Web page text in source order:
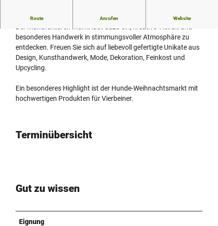
Route Anrufen Website
mit Special "Hunde-Weihnachtsmarkt"
besonderes Handwerk in stimmungsvoller Atmosphäre zu
entdecken. Freuen Sie sich auf liebevoll gefertigte Unikate aus
Design, Kunsthandwerk, Mode, Dekoration, Feinkost und
Upcycling.
Ein besonderes Highlight ist der Hunde-Weihnachtsmarkt mit
hochwertigen Produkten für Vierbeiner.
Terminübersicht
Gut zu wissen
Eignung